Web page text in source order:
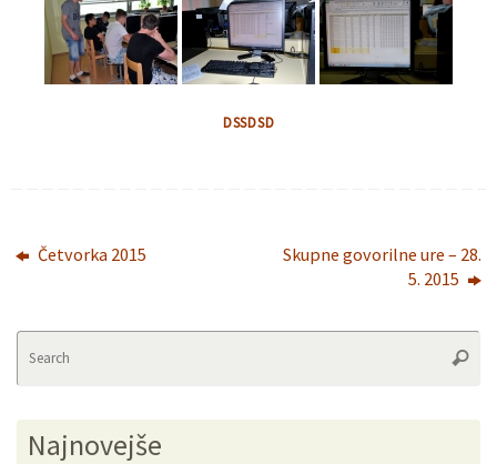
DSSDSD
Četvorka 2015
Skupne govorilne ure – 28.
5. 2015
Najnovejše